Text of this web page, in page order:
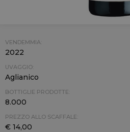
VENDEMMIA:
2022
UVAGGIO:
Aglianico
BOTTIGLIE PRODOTTE:
8.000
PREZZO ALLO SCAFFALE:
€ 14,00